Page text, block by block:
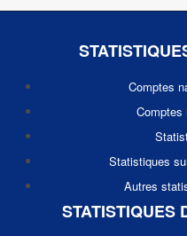
Comptes
Comptes
Statistiques
Autres
STATISTIQUES